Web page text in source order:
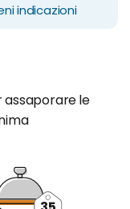
indicazioni
assaporare le